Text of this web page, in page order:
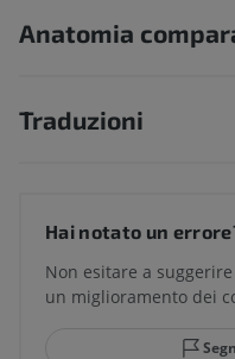
Anatomia
Traduzioni
Hai notato un
Non esitare a
un miglioramento dei